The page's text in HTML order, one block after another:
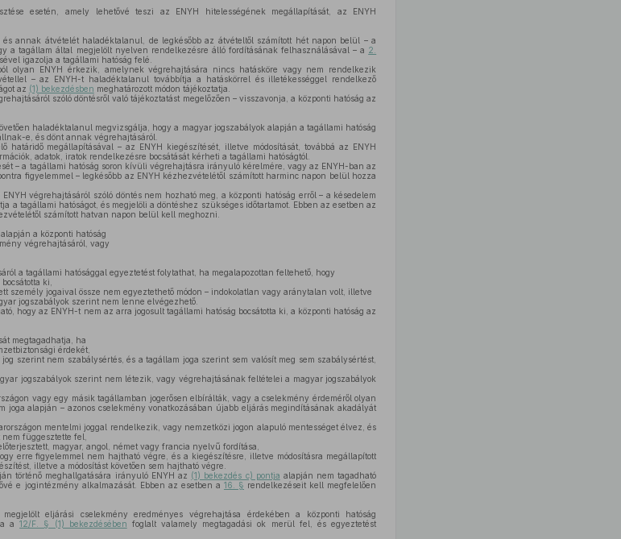
esetén, amely lehetővé teszi az ENYH hitelességének megállapítását, az ENYH
annak átvételét haladéktalanul, de legkésőbb az átvételtől számított hét napon belül – a
a tagállam által megjelölt nyelven rendelkezésre álló fordításának felhasználásával – a 2.
igazolja a tagállami hatóság felé.
olyan ENYH érkezik, amelynek végrehajtására nincs hatásköre vagy nem rendelkezik
– az ENYH-t haladéktalanul továbbítja a hatáskörrel és illetékességgel rendelkező
az (1) bekezdésben meghatározott módon tájékoztatja.
szóló döntésről való tájékoztatást megelőzően – visszavonja, a központi hatóság az
haladéktalanul megvizsgálja, hogy a magyar jogszabályok alapján a tagállami hatóság
e, és dönt annak végrehajtásáról.
határidő megállapításával – az ENYH kiegészítését, illetve módosítását, továbbá az ENYH
adatok, iratok rendelkezésre bocsátását kérheti a tagállami hatóságtól.
– a tagállami hatóság soron kívüli végrehajtásra irányuló kérelmére, vagy az ENYH-ban az
figyelemmel – legkésőbb az ENYH kézhezvételétől számított harminc napon belül hozza
végrehajtásáról szóló döntés nem hozható meg, a központi hatóság erről – a késedelem
a tagállami hatóságot, és megjelöli a döntéshez szükséges időtartamot. Ebben az esetben az
számított hatvan napon belül kell meghozni.
a központi hatóság
végrehajtásáról, vagy
a tagállami hatósággal egyeztetést folytathat, ha megalapozottan feltehető, hogy
ki,
személy jogaival össze nem egyeztethető módon – indokolatlan vagy aránytalan volt, illetve
jogszabályok szerint nem lenne elvégezhető.
hogy az ENYH-t nem az arra jogosult tagállami hatóság bocsátotta ki, a központi hatóság az
megtagadhatja, ha
érdekét,
szerint nem szabálysértés, és a tagállam joga szerint sem valósít meg sem szabálysértést,
jogszabályok szerint nem létezik, vagy végrehajtásának feltételei a magyar jogszabályok
vagy egy másik tagállamban jogerősen elbírálták, vagy a cselekmény érdeméről olyan
joga alapján – azonos cselekmény vonatkozásában újabb eljárás megindításának akadályát
mentelmi joggal rendelkezik, vagy nemzetközi jogon alapuló mentességet élvez, és
függesztette fel,
magyar, angol, német vagy francia nyelvű fordítása,
erre figyelemmel nem hajtható végre, és a kiegészítésre, illetve módosításra megállapított
illetve a módosítást követően sem hajtható végre.
történő meghallgatására irányuló ENYH az (1) bekezdés c) pontja alapján nem tagadható
e jogintézmény alkalmazását. Ebben az esetben a 16. § rendelkezéseit kell megfelelően
eljárási cselekmény eredményes végrehajtása érdekében a központi hatóság
a12/F. § (1) bekezdésében foglalt valamely megtagadási ok merül fel, és egyeztetést